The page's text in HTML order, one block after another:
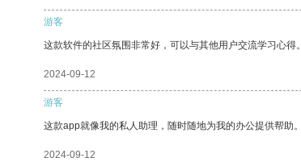
游客
这款软件的社区氛围非常好，可以与其他用户交流学习心得。
2024-09-12
游客
这款app就像我的私人助理，随时随地为我的办公提供帮助。
2024-09-12